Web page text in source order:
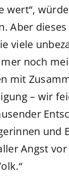
wert“,
Aber
viele
noch
mit
– wir
und
Angst vor